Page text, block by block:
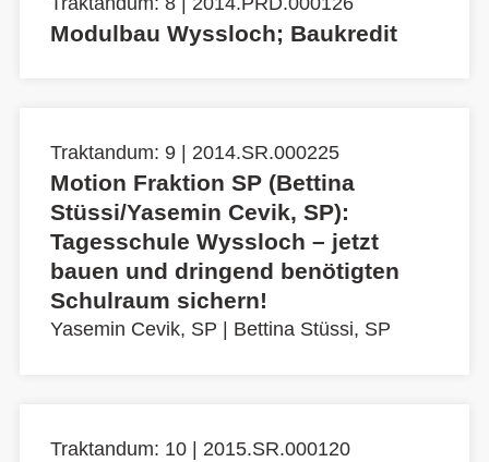
Modulbau Wyssloch; Baukredit
Traktandum: 9 | 2014.SR.000225
Motion Fraktion SP (Bettina
Stüssi/Yasemin Cevik, SP):
Tagesschule Wyssloch – jetzt
bauen und dringend benötigten
Schulraum sichern!
Yasemin Cevik, SP Bettina Stüssi, SP
Traktandum: 10 | 2015.SR.000120